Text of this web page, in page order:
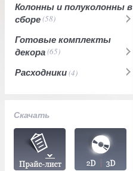
Колонны и полуколонны в
сборе(58)
Готовые комплекты
декора(65)
Расходники(4)
Скачать